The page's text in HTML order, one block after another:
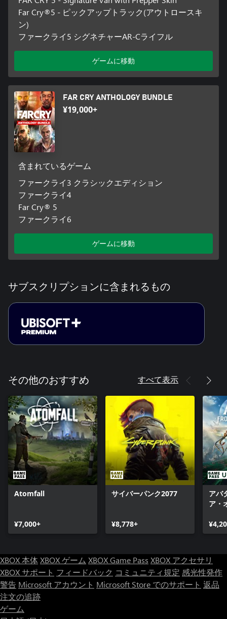
Far Cry®5 - ピックアップトラック(アウトロースキ
ン)
ファークライ5 シグネチャーAR-Cライフル
ゲームに移動
FAR CRY ANTHOLOGY BUNDLE
¥19,000+
含まれているゲーム
ファークライ3 クラシックエディション
ファークライ4
Far Cry® 5
ファークライ6
ゲームに移動
サブスクリプションに含まれるもの
その他のおすすめ すべて表示
Atomfall
¥7,000+
サイバーパンク2077
¥8,778+
アバ
ア・
XBOX 本体XBOX ゲーム XBOX Game Pass XBOX アクセサリ
XBOX サポート フィードバック コミュニティ規定 感光性発作
警告 Microsoft アカウント Microsoft Store でのサポート 返品
注文の追跡
ゲーム